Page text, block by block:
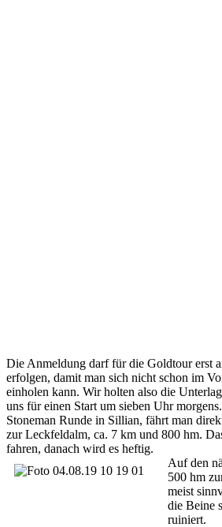
Die Anmeldung darf für die Goldtour erst
erfolgen, damit man sich nicht schon im
einholen kann. Wir holten also die
uns für einen Start um sieben Uhr
Stoneman Runde in Sillian, fährt man
zur Leckfeldalm, ca. 7 km und 800 hm.
fahren, danach wird es heftig.
Auf den
500 hm
meist
die Beine
ruiniert.